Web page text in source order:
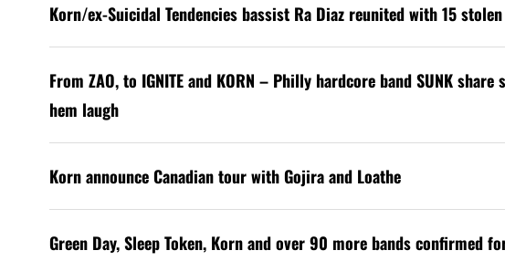
Korn/ex-Suicidal Tendencies bassist Ra Diaz reunited with 15
From ZAO, to IGNITE and KORN – Philly hardcore band SUNK
hem laugh
Korn announce Canadian tour with Gojira and Loathe
Green Day, Sleep Token, Korn and over 90 more bands confirmed